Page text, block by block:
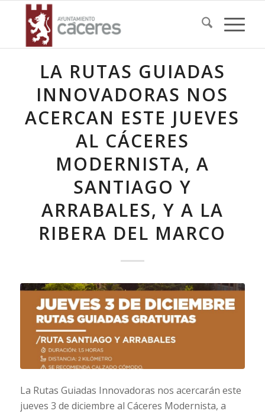
LA RUTAS GUIADAS
INNOVADORAS NOS
ACERCAN ESTE JUEVES
AL CÁCERES
MODERNISTA, A
SANTIAGO Y
ARRABALES, Y A LA
RIBERA DEL MARCO
La Rutas Guiadas Innovadoras nos acercarán este
jueves 3 de diciembre al Cáceres Modernista, a